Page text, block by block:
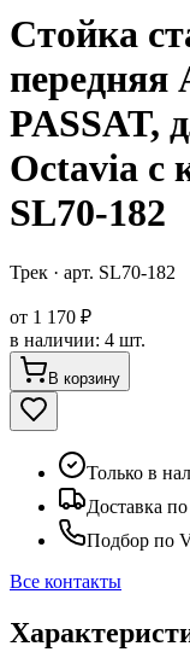
Стойка
передняя
PASSAT,
Octavia с
SL70-182
Трек · арт. SL70-182
от 1 170 ₽
в наличии: 4 шт.
В корзину
Только в
Доставка
Подбор по
Все контакты